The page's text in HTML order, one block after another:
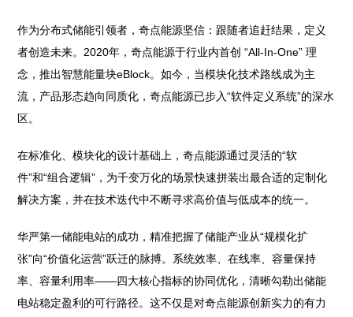
作为分布式储能引领者，奇点能源坚信：跟随者追赶结果，定义
者创造未来。2020年，奇点能源于行业内首创 “All-In-One” 理
念，推出智慧能量块eBlock。如今，当模块化技术路线成为主
流，产品形态趋向同质化，奇点能源已步入“软件定义系统”的深水
区。
在标准化、模块化的设计基础上，奇点能源通过灵活的“软
件”和“组合逻辑”，为千变万化的场景快速拼装出最合适的定制化
解决方案，并在技术迭代中不断寻求高价值与低成本的统一。
华严第一储能电站的成功，精准把握了储能产业从“规模化扩
张”向“价值化运营”跃迁的脉搏。系统效率、在线率、容量保持
率、容量利用率——四大核心指标的协同优化，清晰勾勒出储能
电站稳定盈利的可行路径。这不仅是对奇点能源创新实力的有力